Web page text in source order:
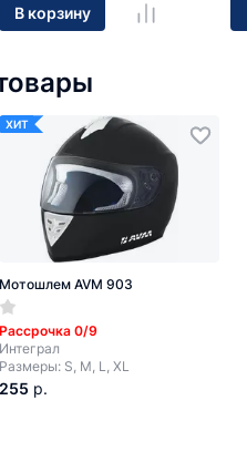
В корзину
ХИТ
Мотошлем AVM 903
Рассрочка 0/9
Интеграл
Размеры: S, M, L, XL
255 р.